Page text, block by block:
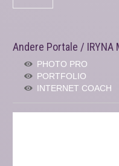
Andere Portale / IRYNA
PHOTO PRO
PORTFOLIO
INTERNET COACH